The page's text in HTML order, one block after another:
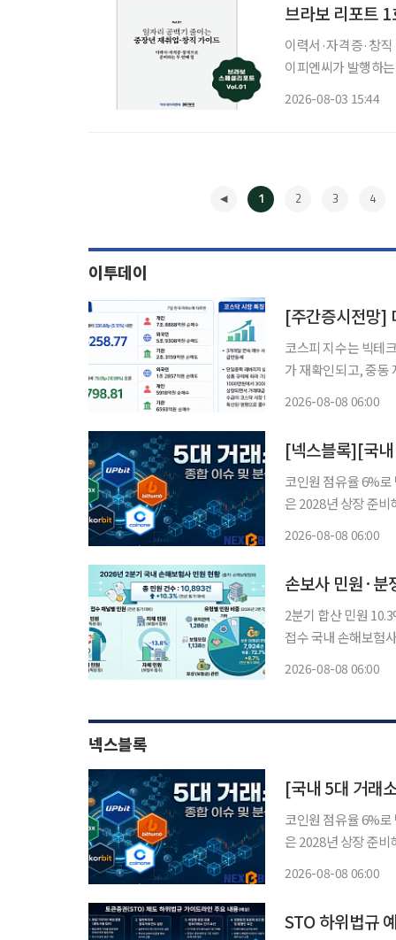
브라보 리포트
이력서·자격증·창직
이피엔씨가 발행하
2026-08-03 15:44
1 2 3 4
이투데이
코스피 지수는 빅테
가 재확인되고, 중동
2026-08-08 06:00
코인원 점유율 6%
은 2028년 상장 준비
2026-08-08 06:00
손보사 민원·분
2분기 합산 민원
접수 국내 손해보험사들의 민원과 분쟁조정 건수가 증가세를 유지한 가운데 보험금 지급을
2026-08-08 06:00
넥스블록
[국내 5대 거래
코인원 점유율 6%
은 2028년 상장 준비
2026-08-08 06:00
STO 하위법규